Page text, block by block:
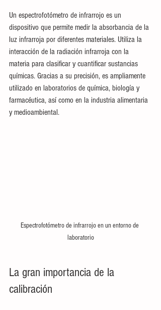
Un espectrofotómetro de infrarrojo es un
dispositivo que permite medir la absorbancia de la
luz infrarroja por diferentes materiales. Utiliza la
interacción de la radiación infrarroja con la
materia para clasificar y cuantificar sustancias
químicas. Gracias a su precisión, es ampliamente
utilizado en laboratorios de química, biología y
farmacéutica, así como en la industria alimentaria
y medioambiental.
Espectrofotómetro de infrarrojo en un entorno de
laboratorio
La gran importancia de la
calibración